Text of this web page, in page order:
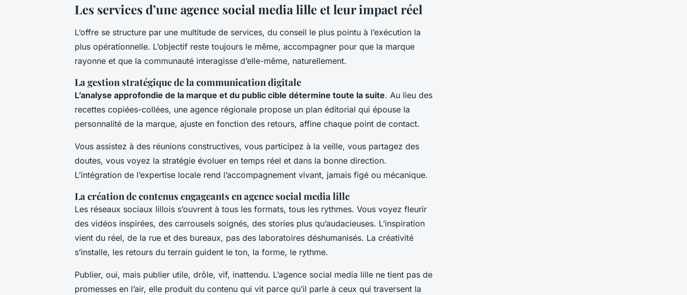
Les services d’une agence social media lille et leur impact réel
L’offre se structure par une multitude de services, du conseil le plus pointu à l’exécution la
plus opérationnelle. L’objectif reste toujours le même, accompagner pour que la marque
rayonne et que la communauté interagisse d’elle-même, naturellement.
La gestion stratégique de la communication digitale
L’analyse approfondie de la marque et du public cible détermine toute la suite. Au lieu des
recettes copiées-collées, une agence régionale propose un plan éditorial qui épouse la
personnalité de la marque, ajuste en fonction des retours, affine chaque point de contact.
Vous assistez à des réunions constructives, vous participez à la veille, vous partagez des
doutes, vous voyez la stratégie évoluer en temps réel et dans la bonne direction.
L’intégration de l’expertise locale rend l’accompagnement vivant, jamais figé ou mécanique.
La création de contenus engageants en agence social media lille
Les réseaux sociaux lillois s’ouvrent à tous les formats, tous les rythmes. Vous voyez fleurir
des vidéos inspirées, des carrousels soignés, des stories plus qu’audacieuses. L’inspiration
vient du réel, de la rue et des bureaux, pas des laboratoires déshumanisés. La créativité
s’installe, les retours du terrain guident le ton, la forme, le rythme.
Publier, oui, mais publier utile, drôle, vif, inattendu. L’agence social media lille ne tient pas de
promesses en l’air, elle produit du contenu qui vit parce qu’il parle à ceux qui traversent la